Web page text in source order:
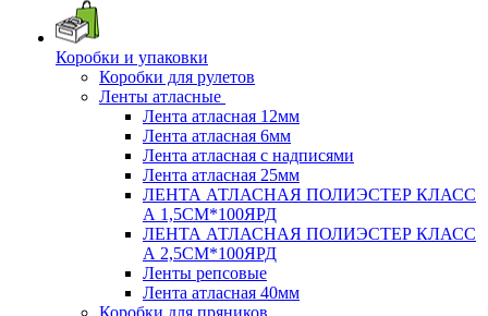
Коробки и упаковки
Коробки для рулетов
Ленты атласные
Лента атласная 12мм
Лента атласная 6мм
Лента атласная с надписями
Лента атласная 25мм
ЛЕНТА АТЛАСНАЯ ПОЛИЭСТЕР КЛАСС
А 1,5СМ*100ЯРД
ЛЕНТА АТЛАСНАЯ ПОЛИЭСТЕР КЛАСС
А 2,5СМ*100ЯРД
Ленты репсовые
Лента атласная 40мм
Коробки для пряников